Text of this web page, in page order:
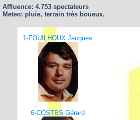
Affluence: 4.753 spectateurs
Meteo: pluie, terrain très boueux.
1-FOUILHOUX Jacques
6-COSTES Gérard